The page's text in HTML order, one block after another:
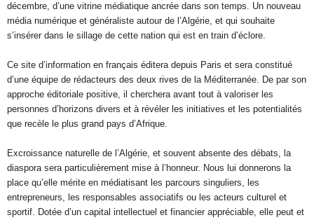
décembre, d’une vitrine médiatique ancrée dans son temps. Un nouveau
média numérique et généraliste autour de l’Algérie, et qui souhaite
s’insérer dans le sillage de cette nation qui est en train d’éclore.
Ce site d’information en français éditera depuis Paris et sera constitué
d’une équipe de rédacteurs des deux rives de la Méditerranée. De par son
approche éditoriale positive, il cherchera avant tout à valoriser les
personnes d’horizons divers et à révéler les initiatives et les potentialités
que recèle le plus grand pays d’Afrique.
Excroissance naturelle de l’Algérie, et souvent absente des débats, la
diaspora sera particulièrement mise à l’honneur. Nous lui donnerons la
place qu’elle mérite en médiatisant les parcours singuliers, les
entrepreneurs, les responsables associatifs ou les acteurs culturel et
sportif. Dotée d’un capital intellectuel et financier appréciable, elle peut et